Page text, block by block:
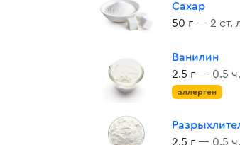
Сахар
50 г — 2 ст.
Ванилин
2.5 г — 0.5
аллерген
2.5 г — 0.5